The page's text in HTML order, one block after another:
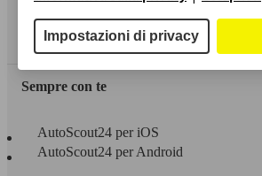
Area rivenditori
Sempre con te
AutoScout24 per iOS
AutoScout24 per Android
Impostazioni di privacy